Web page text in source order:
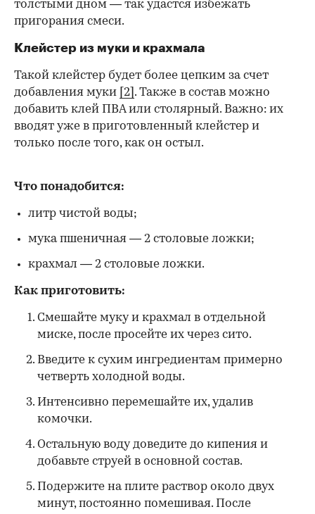
толстыми дном — так удастся избежать
пригорания смеси.
Клейстер из муки и крахмала
Такой клейстер будет более цепким за счет
добавления муки [2] . Также в состав можно
добавить клей ПВА или столярный. Важно: их
вводят уже в приготовленный клейстер и
только после того, как он остыл.
Что понадобится:
литр чистой воды;
мука пшеничная — 2 столовые ложки;
крахмал — 2 столовые ложки.
Как приготовить:
Смешайте муку и крахмал в отдельной
миске, после просейте их через сито.
Введите к сухим ингредиентам примерно
четверть холодной воды.
Интенсивно перемешайте их, удалив
комочки.
Остальную воду доведите до кипения и
добавьте струей в основной состав.
Подержите на плите раствор около двух
минут, постоянно помешивая. После